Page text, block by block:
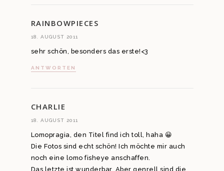
RAINBOWPIECES
18. AUGUST 2011
sehr schön, besonders das erste!<3
ANTWORTEN
CHARLIE
18. AUGUST 2011
Lomopragia, den Titel find ich toll, haha 😀
Die Fotos sind echt schön! Ich möchte mir auch
noch eine lomo fisheye anschaffen.
Das letzte ist wunderbar. Aber genrell sind die